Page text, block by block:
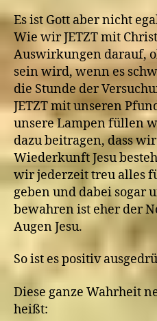
Es ist Gott aber nicht
Wie wir JETZT mit
Auswirkungen darauf,
sein wird, wenn es
die Stunde der
JETZT mit unseren
unsere Lampen füllen
dazu beitragen, dass
Wiederkunft Jesu
wir jederzeit treu alles
geben und dabei sogar
bewahren ist eher der
Augen Jesu.
So ist es positiv
Diese ganze Wahrheit
heißt: